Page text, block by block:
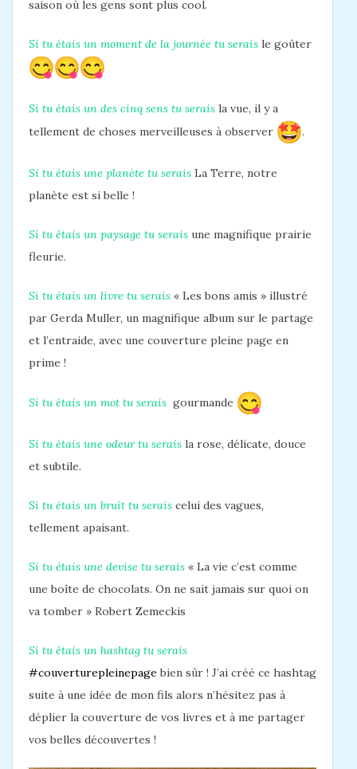
saison où les gens sont plus cool.
Si tu étais un moment de la journée tu serais le goûter
Si tu étais un des cinq sens tu serais la vue, il y a
tellement de choses merveilleuses à observer
.
Si tu étais une planète tu serais La Terre, notre
planète est si belle !
Si tu étais un paysage tu serais une magnifique prairie
fleurie.
Si tu étais un livre tu serais « Les bons amis » illustré
par Gerda Muller, un magnifique album sur le partage
et l’entraide, avec une couverture pleine page en
prime !
Si tu étais un mot tu serais gourmande
Si tu étais une odeur tu serais la rose, délicate, douce
et subtile.
Si tu étais un bruit tu serais celui des vagues,
tellement apaisant.
Si tu étais une devise tu serais « La vie c’est comme
une boîte de chocolats. On ne sait jamais sur quoi on
va tomber » Robert Zemeckis
Si tu étais un hashtag tu serais
#couverturepleinepagebien sûr ! J’ai créé ce hashtag
suite à une idée de mon fils alors n’hésitez pas à
déplier la couverture de vos livres et à me partager
vos belles découvertes !